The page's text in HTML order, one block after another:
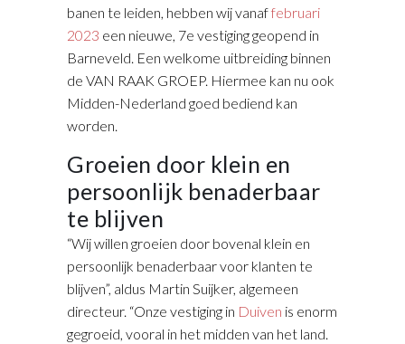
banen te leiden, hebben wij vanaffebruari
2023 een nieuwe, 7e vestiging geopend in
Barneveld. Een welkome uitbreiding binnen
de VAN RAAK GROEP. Hiermee kan nu ook
Midden-Nederland goed bediend kan
worden.
Groeien door klein en
persoonlijk benaderbaar
te blijven
“Wij willen groeien door bovenal klein en
persoonlijk benaderbaar voor klanten te
blijven”, aldus Martin Suijker, algemeen
directeur. “Onze vestiging in Duiven is enorm
gegroeid, vooral in het midden van het land.